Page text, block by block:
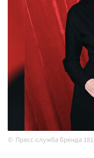
Пресс-служба бренда